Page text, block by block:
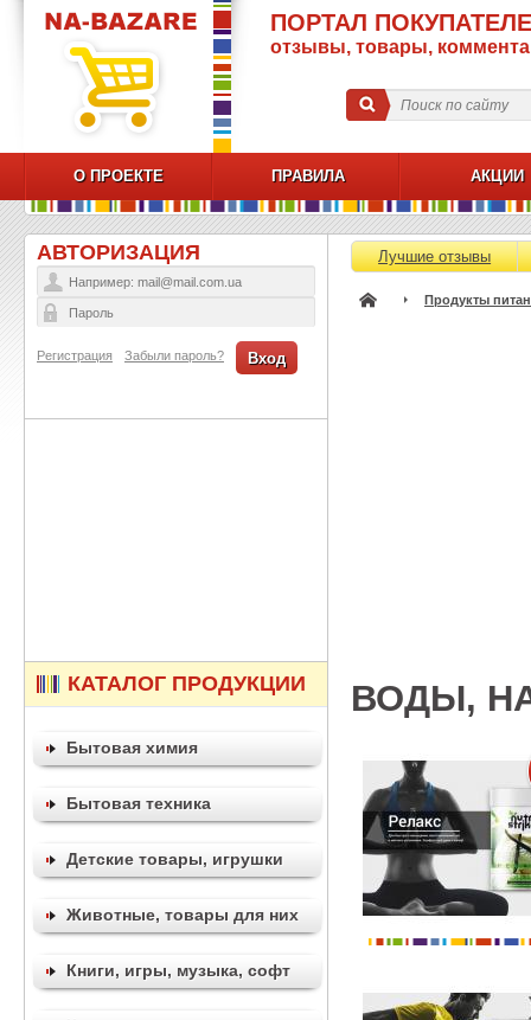
ПОРТАЛ
отзывы, товары,
О ПРОЕКТЕ ПРАВИЛА АКЦИИ
АВТОРИЗАЦИЯ
Вход
Забыли пароль?
Регистрация
КАТАЛОГ ПРОДУКЦИИ
Бытовая химия
Бытовая техника
Детские товары, игрушки
Животные, товары для них
Книги, игры, музыка, софт
Лучшие отзывы
Продукты
ВОДЫ,